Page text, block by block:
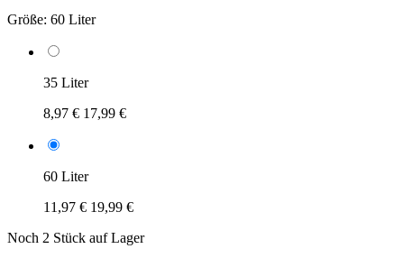
Größe: 60 Liter
35 Liter
8,97 € 17,99 €
60 Liter
11,97 € 19,99 €
Noch 2 Stück auf Lager